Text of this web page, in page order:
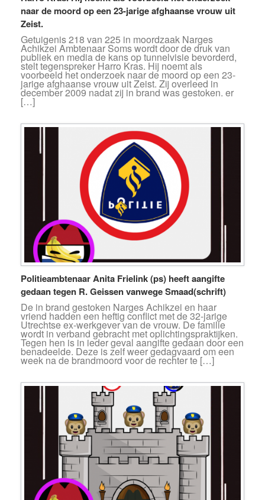
naar de moord op een 23-jarige afghaanse vrouw uit
Zeist.
Getuigenis 218 van 225 in moordzaak Narges
Achikzei Ambtenaar Soms wordt door de druk van
publiek en media de kans op tunnelvisie bevorderd,
stelt tegenspreker Harro Kras. Hij noemt als
voorbeeld het onderzoek naar de moord op een 23-
jarige afghaanse vrouw uit Zeist. Zij overleed in
december 2009 nadat zij in brand was gestoken. er
[…]
Politieambtenaar Anita Frielink (ps) heeft aangifte
gedaan tegen R. Geissen vanwege Smaad(schrift)
De in brand gestoken Narges Achikzei en haar
vriend hadden een heftig conflict met de 32-jarige
Utrechtse ex-werkgever van de vrouw. De familie
wordt in verband gebracht met oplichtingspraktijken.
Tegen hen is in ieder geval aangifte gedaan door een
benadeelde. Deze is zelf weer gedagvaard om een
week na de brandmoord voor de rechter te […]